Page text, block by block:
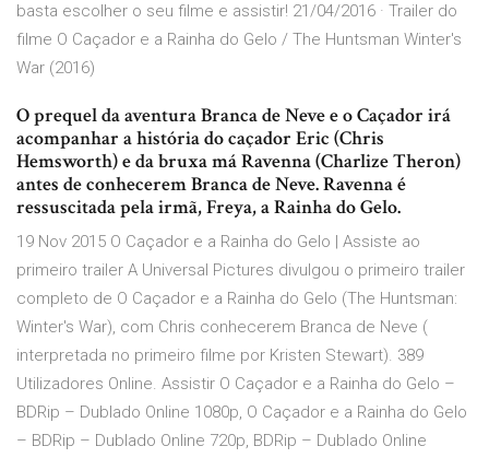
basta escolher o seu filme e assistir! 21/04/2016 · Trailer do
filme O Caçador e a Rainha do Gelo / The Huntsman Winter's
War (2016)
O prequel da aventura Branca de Neve e o Caçador irá
acompanhar a história do caçador Eric (Chris
Hemsworth) e da bruxa má Ravenna (Charlize Theron)
antes de conhecerem Branca de Neve. Ravenna é
ressuscitada pela irmã, Freya, a Rainha do Gelo.
19 Nov 2015 O Caçador e a Rainha do Gelo | Assiste ao
primeiro trailer A Universal Pictures divulgou o primeiro trailer
completo de O Caçador e a Rainha do Gelo (The Huntsman:
Winter's War), com Chris conhecerem Branca de Neve (
interpretada no primeiro filme por Kristen Stewart). 389
Utilizadores Online. Assistir O Caçador e a Rainha do Gelo –
BDRip – Dublado Online 1080p, O Caçador e a Rainha do Gelo
– BDRip – Dublado Online 720p, BDRip – Dublado Online